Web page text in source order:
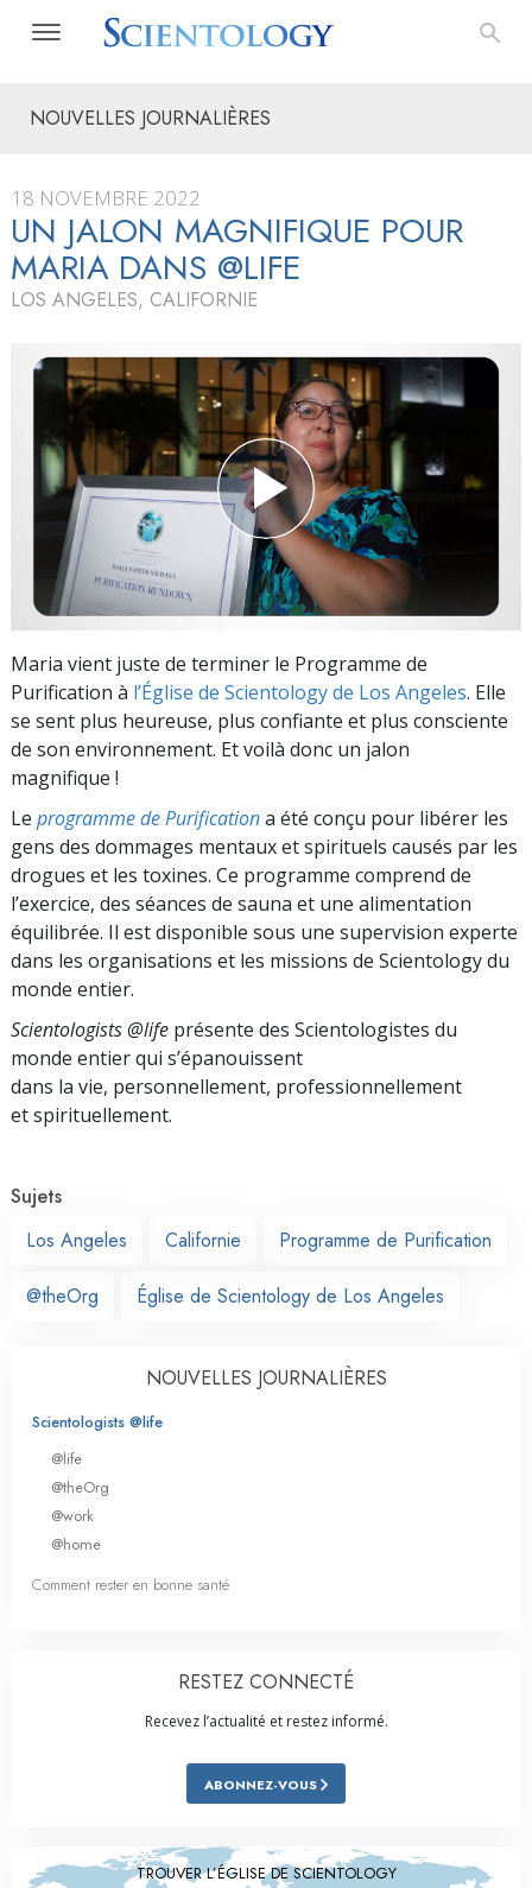
NOUVELLES JOURNALIÈRES
18 NOVEMBRE 2022
UN JALON MAGNIFIQUE POUR
MARIA DANS @LIFE
LOS ANGELES, CALIFORNIE
Maria vient juste de terminer le Programme de
Purification à l’Église de Scientology de Los Angeles. Elle
se sent plus heureuse, plus confiante et plus consciente
de son environnement. Et voilà donc un jalon
magnifique !
Le programme de Purificationa été conçu pour libérer les
gens des dommages mentaux et spirituels causés par les
drogues et les toxines. Ce programme comprend de
l’exercice, des séances de sauna et une alimentation
équilibrée. Il est disponible sous une supervision experte
dans les organisations et les missions de Scientology du
monde entier.
Scientologists @life présente des Scientologistes du
monde entier qui s’épanouissent
dans la vie, personnellement, professionnellement
et spirituellement.
Sujets
Los Angeles
Californie Programme de Purification
@theOrg Église de Scientology de Los Angeles
NOUVELLES JOURNALIÈRES
Scientologists @life
@life
@theOrg
@work
@home
Comment rester en bonne santé
RESTEZ CONNECTÉ
Recevez l’actualité et restez informé.
ABONNEZ-VOUS
TROUVER L’ÉGLISE DE SCIENTOLOGY